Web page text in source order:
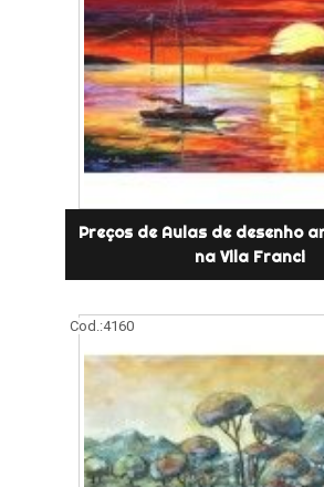
Preços de Aulas de desenho
na Vila Franci
Cod.:4160